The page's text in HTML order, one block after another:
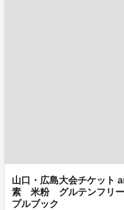
山口・広島大会チケット
素 米粉 グルテンフリー
プルブック